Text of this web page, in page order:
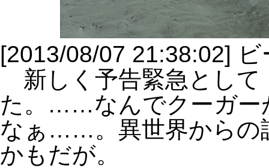
[2013/08/07 21:38:02]
新しく予告緊急として
た。……なんでクーガー
なぁ……。異世界からの
かもだが。